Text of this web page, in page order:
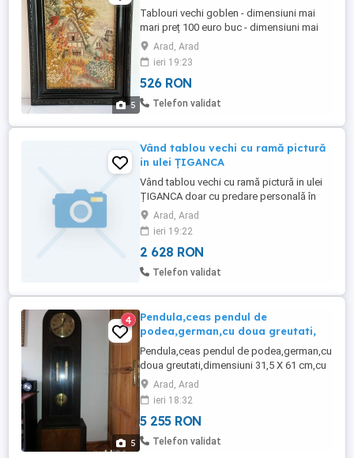
5
Tablouri vechi goblen - dimensiuni mai
mari preț 100 euro buc - dimensiuni mai
mici preț 50 euro buc
Arad, Arad
ieri 19:23
526 RON
Telefon validat
Vând tablou vechi cu ramă pictură
in ulei ȚIGANCA
Vând tablou vechi cu ramă pictură in ulei
ȚIGANCA doar cu predare personală în
AradArad, Arad
ieri 19:22
2 628 RON
Telefon validat
5
4
Pendula,ceas pendul de
podea,german,cu doua greutati,
Pendula,ceas pendul de podea,german,cu
doua greutati,dimensiuni 31,5 X 61 cm,cu
inaltime 187 cm,in stare perfecta de
functionare,tragerea se face mecanic,cu
cele doua greutati pe lant,bate jumatatile
si orele fixe,bataia se face pe bare,sunet
melodios.Se poate bloca bataia sau regla
Arad, Arad
ieri 18:32
5 255 RON
Telefon validat